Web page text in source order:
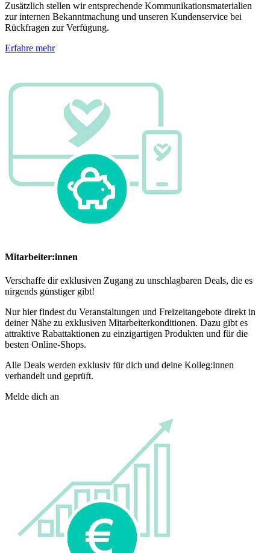
Zusätzlich stellen wir entsprechende Kommunikationsmaterialien
zur internen Bekanntmachung und unseren Kundenservice bei
Rückfragen zur Verfügung.
Erfahre mehr
Mitarbeiter:innen
Verschaffe dir exklusiven Zugang zu unschlagbaren Deals, die es
nirgends günstiger gibt!
Nur hier findest du Veranstaltungen und Freizeitangebote direkt in
deiner Nähe zu exklusiven Mitarbeiterkonditionen. Dazu gibt es
attraktive Rabattaktionen zu einzigartigen Produkten und für die
besten Online-Shops.
Alle Deals werden exklusiv für dich und deine Kolleg:innen
verhandelt und geprüft.
Melde dich an